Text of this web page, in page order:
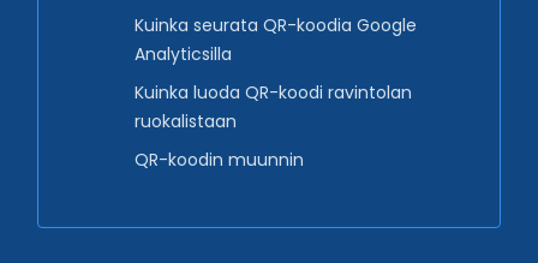
Kuinka seurata QR-koodia Google
Analyticsilla
Kuinka luoda QR-koodi ravintolan
ruokalistaan
QR-koodin muunnin